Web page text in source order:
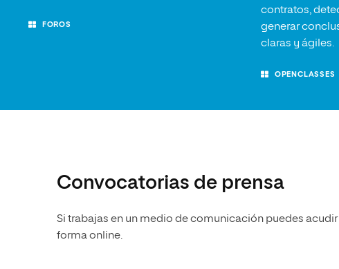
FOROS
contratos,
generar
claras y ágiles.
OPENCLASSES
Convocatorias de prensa
Si trabajas en un medio de comunicación puedes
forma online.